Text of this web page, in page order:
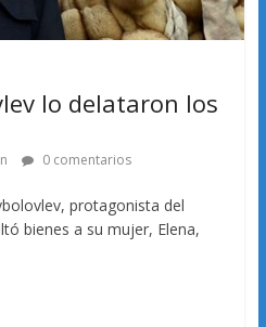
lo delataron los
0 comentarios
protagonista del
bienes a su mujer, Elena,